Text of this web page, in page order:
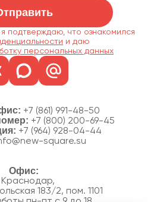
подтверждаю, что ознакомился
персональных данных
+7 (861) 991-48-50
+7 (800) 200-69-45
+7 (964) 928-04-44
square.su
Краснодар,
183/2, пом. 1101